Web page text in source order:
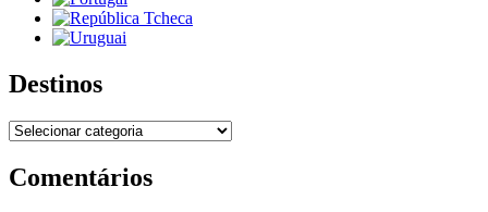
Destinos
Destinos
Comentários